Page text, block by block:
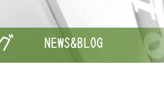
NEWS&BLOG